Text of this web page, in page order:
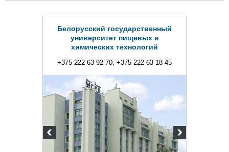
Белорусский государственный
университет пищевых и
химических технологий
+375 222 63-92-70, +375 222 63-18-45